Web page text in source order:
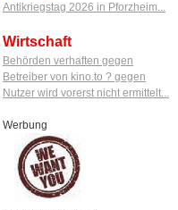
Antikriegstag 2026 in Pforzheim...
Wirtschaft
Behörden verhaften gegen
Betreiber von kino.to ? gegen
Nutzer wird vorerst nicht ermittelt...
Werbung